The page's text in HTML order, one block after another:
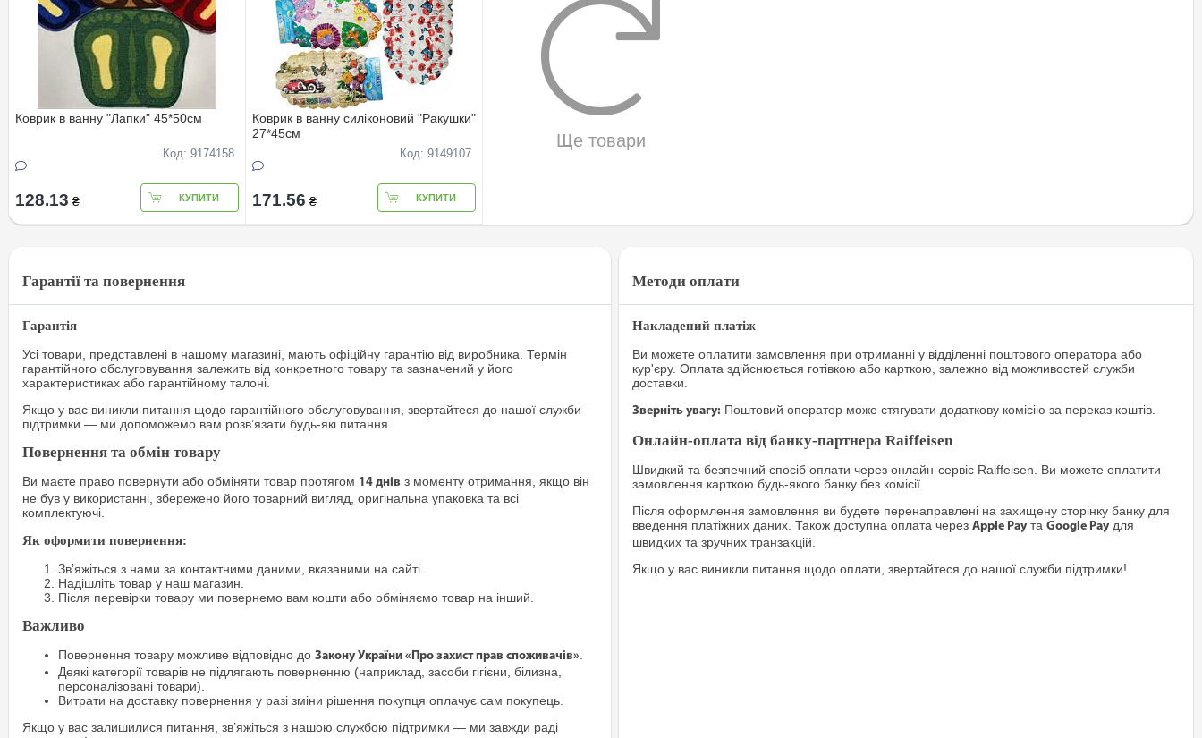
Коврик в ванну "Лапки" 45*50см
Код: 9174158
128.13 ₴ КУПИТИ
Коврик в ванну силiконовий "Ракушки"
27*45см
Код: 9149107
171.56 ₴ КУПИТИ
Ще товари
Гарантії та повернення
Гарантія
Усі товари, представлені в нашому магазині, мають офіційну гарантію від виробника. Термін
гарантійного обслуговування залежить від конкретного товару та зазначений у його
характеристиках або гарантійному талоні.
Якщо у вас виникли питання щодо гарантійного обслуговування, звертайтеся до нашої служби
підтримки — ми допоможемо вам розв’язати будь-які питання.
Повернення та обмін товару
Ви маєте право повернути або обміняти товар протягом 14 днів з моменту отримання, якщо він
не був у використанні, збережено його товарний вигляд, оригінальна упаковка та всі
комплектуючі.
Як оформити повернення:
Зв’яжіться з нами за контактними даними, вказаними на сайті.
Надішліть товар у наш магазин.
Після перевірки товару ми повернемо вам кошти або обміняємо товар на інший.
Важливо
Повернення товару можливе відповідно до Закону України «Про захист прав споживачів»
Деякі категорії товарів не підлягають поверненню (наприклад, засоби гігієни, білизна,
персоналізовані товари).
Витрати на доставку повернення у разі зміни рішення покупця оплачує сам покупець.
Якщо у вас залишилися питання, зв’яжіться з нашою службою підтримки — ми завжди раді
Методи оплати
Накладений платіж
Ви можете оплатити замовлення при отриманні у відділенні поштового оператора або
кур'єру. Оплата здійснюється готівкою або карткою, залежно від можливостей служби
доставки.
Зверніть увагу: Поштовий оператор може стягувати додаткову комісію за переказ коштів.
Онлайн-оплата від банку-партнера Raiffeisen
Швидкий та безпечний спосіб оплати через онлайн-сервіс Raiffeisen. Ви можете оплатити
замовлення карткою будь-якого банку без комісії.
Після оформлення замовлення ви будете перенаправлені на захищену сторінку банку для
введення платіжних даних. Також доступна оплата черезApple Pay таGoogle Pay для
швидких та зручних транзакцій.
Якщо у вас виникли питання щодо оплати, звертайтеся до нашої служби підтримки!